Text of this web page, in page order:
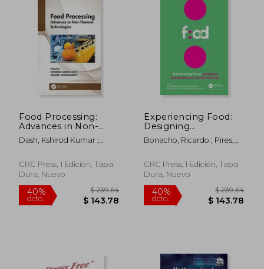
45%
dcto. $ 20.05
45%
dcto. $
Food Processing:
Advances in Non-
Thermal
Technologies (en
Dash, Kshirod Kumar ;
CRC Press, 1 Edición, Tapa
Dura, Nuevo
Experiencing Food:
Designing
Sustainable and
Social Practices:
2nd International
Conference on Food
Studies (Efood 2019),
28-30 November
Bonacho, Ricardo ; Pires,
Cristina Carona De Sousa
CRC Press, 1 Edición, Tapa
Dura, Nuevo